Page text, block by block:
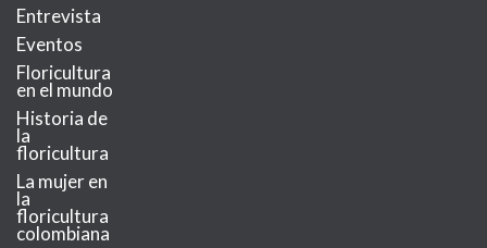
Entrevista
Eventos
Floricultura
en el mundo
Historia de
la
floricultura
La mujer en
la
floricultura
colombiana